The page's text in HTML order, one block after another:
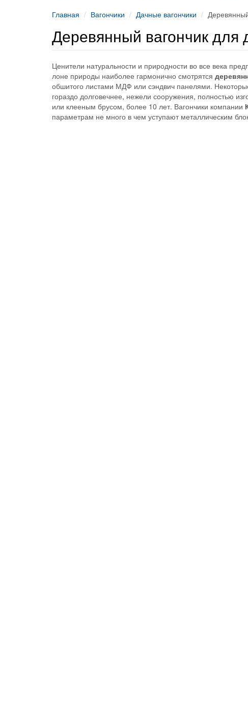
Главная Вагончики Дачные вагончики
Деревянный вагончик для
Ценители натуральности и природности во все века
лоне природы наиболее гармонично смотрятся
обшитого листами МДФ или сэндвич панелями.
гораздо долговечнее, нежели сооружения, полностью
или клееным брусом, более 10 лет. Вагончики компании
параметрам не много в чем уступают металлическим